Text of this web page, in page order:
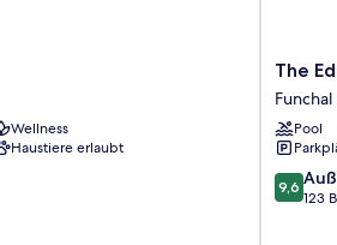
Wellness
Haustiere erlaubt
The
Editory
Ocean
Way
Funchal
Funchal
The
Funchal
Pool
9.6
von
9,6
123